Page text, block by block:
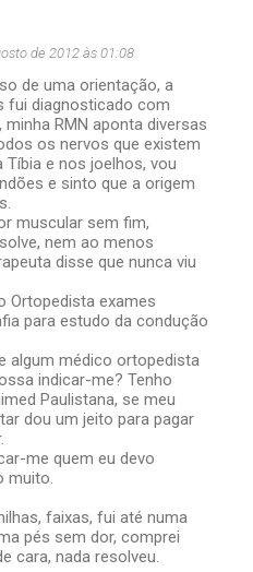
de 2012 às 01:08
de uma orientação, a
fui diagnosticado com
RMN aponta diversas
os nervos que existem
Tíbia e nos joelhos, vou
e sinto que a origem
muscular sem fim,
nem ao menos
disse que nunca viu
Ortopedista exames
para estudo da condução
algum médico ortopedista
indicar-me? Tenho
Paulistana, se meu
dou um jeito para pagar
me quem eu devo
muito.
faixas, fui até numa
pés sem dor, comprei
cara, nada resolveu.